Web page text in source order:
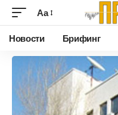
Аа
Новости Брифинг